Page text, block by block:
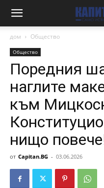
дом Общество
Общество
Поредния
наглите
към
нищо
от Capitan.BG - 03.06.2026